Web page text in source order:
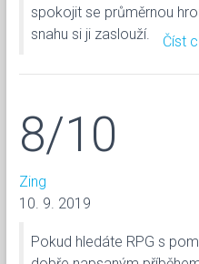
spokojit se průměrnou
snahu si ji zaslouží.
Číst
8/10
Zing
10. 9. 2019
Pokud hledáte RPG s